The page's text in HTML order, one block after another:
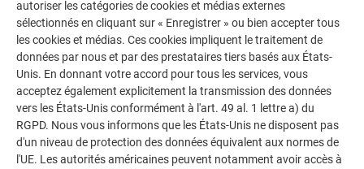
LAISSEZ-VOUS INSPIRER
La galerie de références PREFA démontre la
polyvalence de l’aluminium. Découvrez d’autres projets
impressionnants avec les solutions en aluminium
durables de PREFA pour toitures, systèmes solaires et
façades.
autoriser les catégories de cookies et médias externes
sélectionnés en cliquant sur « Enregistrer » ou bien accepter tous
les cookies et médias. Ces cookies impliquent le traitement de
données par nous et par des prestataires tiers basés aux États-
Unis. En donnant votre accord pour tous les services, vous
acceptez également explicitement la transmission des données
vers les États-Unis conformément à l'art. 49 al. 1 lettre a) du
RGPD. Nous vous informons que les États-Unis ne disposent pas
d'un niveau de protection des données équivalent aux normes de
l'UE. Les autorités américaines peuvent notamment avoir accès à